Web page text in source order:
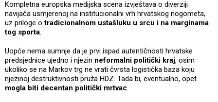
Kompletna europska medijska scena izvještava o diverziji
navijača usmjerenoj na institucionalni vrh hrvatskog nogometa,
uz priloge otradicionalnom ustašluku u srcu i na marginama
tog sporta.
Uopće nema sumnje da je prvi ispad autentičnosti hrvatske
predsjednice ujedno i njezin neformalni politički kraj, osim
ukoliko se na Markov trg ne vrati čvrsta logistička baza koju
njezinoj destruktivnosti pruža HDZ. Tada bi, eventualno, opet
mogla biti decentan politički mrtvac.